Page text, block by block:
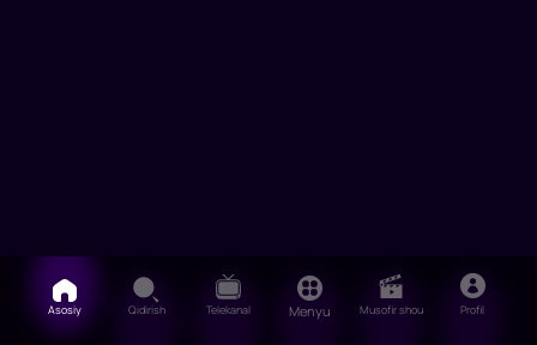
Asosiy Qidirish Telekanal Menyu Musofir shou Profil